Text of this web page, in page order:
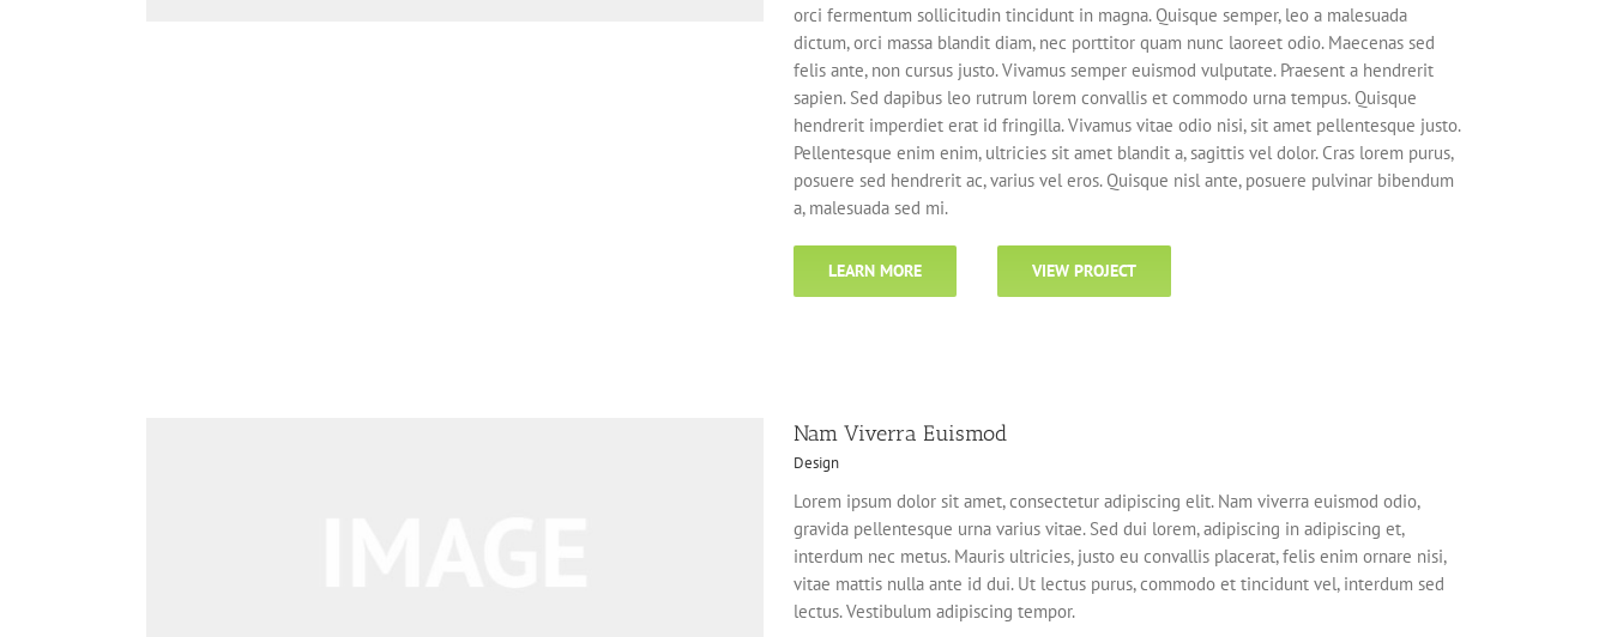
orci fermentum sollicitudin tincidunt in magna. Quisque semper, leo a malesuada
dictum, orci massa blandit diam, nec porttitor quam nunc laoreet odio. Maecenas sed
felis ante, non cursus justo. Vivamus semper euismod vulputate. Praesent a hendrerit
sapien. Sed dapibus leo rutrum lorem convallis et commodo urna tempus. Quisque
hendrerit imperdiet erat id fringilla. Vivamus vitae odio nisi, sit amet pellentesque justo.
Pellentesque enim enim, ultricies sit amet blandit a, sagittis vel dolor. Cras lorem purus,
posuere sed hendrerit ac, varius vel eros. Quisque nisl ante, posuere pulvinar bibendum
a, malesuada sed mi.
LEARN MORE VIEW PROJECT
Nam Viverra Euismod
Design
Lorem ipsum dolor sit amet, consectetur adipiscing elit. Nam viverra euismod odio,
gravida pellentesque urna varius vitae. Sed dui lorem, adipiscing in adipiscing et,
interdum nec metus. Mauris ultricies, justo eu convallis placerat, felis enim ornare nisi,
vitae mattis nulla ante id dui. Ut lectus purus, commodo et tincidunt vel, interdum sed
lectus. Vestibulum adipiscing tempor.